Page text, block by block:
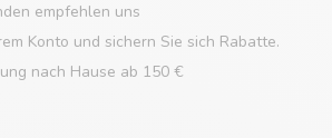
empfehlen uns
Konto und sichern Sie sich Rabatte.
nach Hause ab 150 €